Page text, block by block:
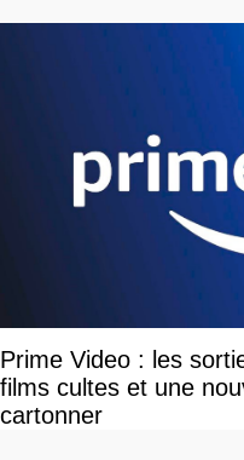
Prime Video : les
films cultes et une
cartonner